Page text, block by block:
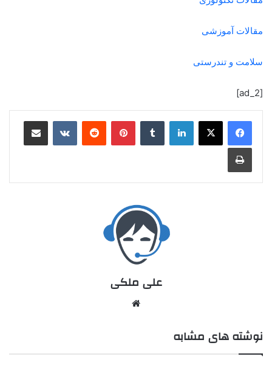
مقالات آموزشی
سلامت و تندرستی
[ad_2]
علی ملکی
نوشته های مشابه